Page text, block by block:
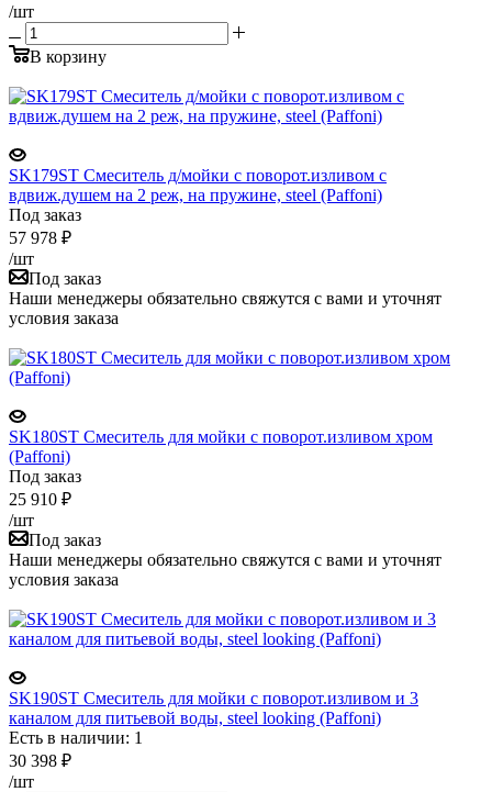
/шт
В корзину
SK179ST Смеситель д/мойки с поворот.изливом с
вдвиж.душем на 2 реж, на пружине, steel (Paffoni)
Под заказ
57 978 ₽
/шт
Под заказ
Наши менеджеры обязательно свяжутся с вами и уточнят
условия заказа
SK180ST Смеситель для мойки с поворот.изливом хром
(Paffoni)
Под заказ
25 910 ₽
/шт
Под заказ
Наши менеджеры обязательно свяжутся с вами и уточнят
условия заказа
SK190ST Смеситель для мойки с поворот.изливом и 3
каналом для питьевой воды, steel looking (Paffoni)
Есть в наличии: 1
30 398 ₽
/шт